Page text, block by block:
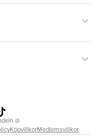
@
KöpvillkorMedlemsvillkor